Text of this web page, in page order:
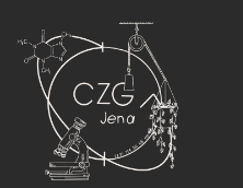
Zum
Inhalt
springen